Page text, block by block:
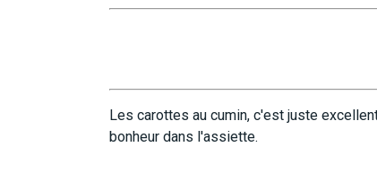
Les carottes au cumin, c'est juste
bonheur dans l'assiette.